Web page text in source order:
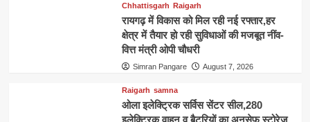
Chhattisgarh Raigarh
रायगढ़ में विकास को मिल रही नई रफ्तार,हर
क्षेत्र में तैयार हो रही सुविधाओं की मजबूत नींव-
वित्त मंत्री ओपी चौधरी
Simran Pangare August 7, 2026
Raigarh samna
ओला इलेक्ट्रिक सर्विस सेंटर सील,280
इलेक्ट्रिक वाहन व बैटरियों का अनसेफ स्टोरेज